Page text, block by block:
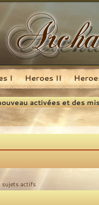
I Heroes II
activées et des
sujets actifs